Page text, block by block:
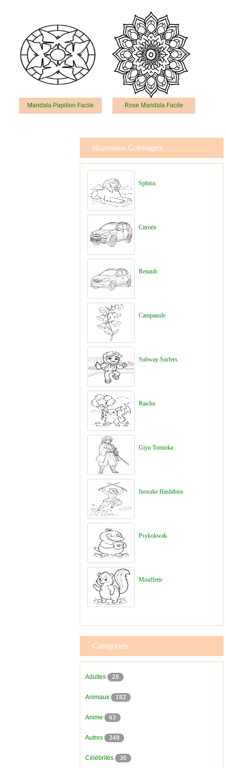
Mandala Papillon Facile Rose Mandala Facile
Nouveaux Coloriages
Sphinx
Citroën
Renault
Campanule
Subway Surfers
Raichu
Giyu Tomioka
Inosuke Hashibira
Psykokwak
Mouffette
Catégories
Adultes 28
Animaux 182
Anime 63
Autres 349
Célébrités 30